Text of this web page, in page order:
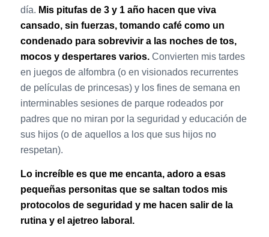
día. Mis pitufas de 3 y 1 año hacen que viva
cansado, sin fuerzas, tomando café como un
condenado para sobrevivir a las noches de tos,
mocos y despertares varios.Convierten mis tardes
en juegos de alfombra (o en visionados recurrentes
de películas de princesas) y los fines de semana en
interminables sesiones de parque rodeados por
padres que no miran por la seguridad y educación de
sus hijos (o de aquellos a los que sus hijos no
respetan).
Lo increíble es que me encanta, adoro a esas
pequeñas personitas que se saltan todos mis
protocolos de seguridad y me hacen salir de la
rutina y el ajetreo laboral.